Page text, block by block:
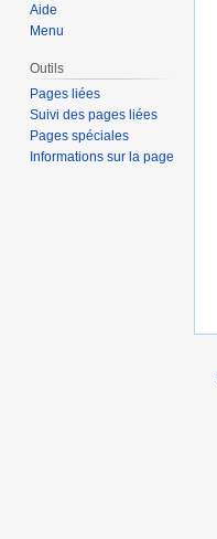
Aide
Menu
Outils
Pages liées
Suivi des pages liées
Pages spéciales
Informations sur la page